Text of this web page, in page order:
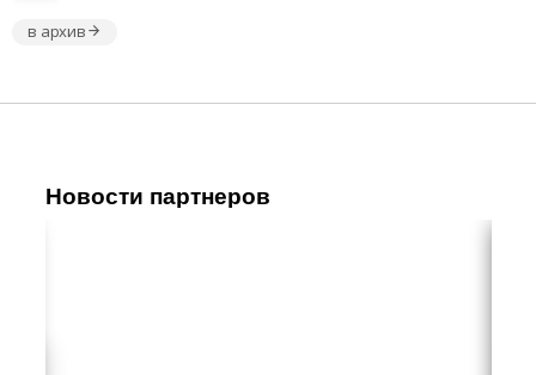
в архив
Новости партнеров